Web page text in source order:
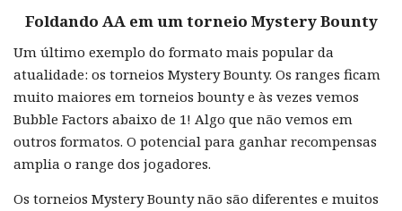
Foldando AA em um torneio Mystery Bounty
Um último exemplo do formato mais popular da
atualidade: os torneios Mystery Bounty. Os ranges ficam
muito maiores em torneios bounty e às vezes vemos
Bubble Factors abaixo de 1! Algo que não vemos em
outros formatos. O potencial para ganhar recompensas
amplia o range dos jogadores.
Os torneios Mystery Bounty não são diferentes e muitos